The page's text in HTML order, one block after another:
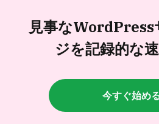
見事なWordPress
ジを記録的な
今すぐ始め